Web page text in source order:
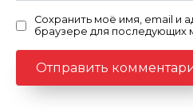
Сохранить моё имя, email и
браузере для последующих